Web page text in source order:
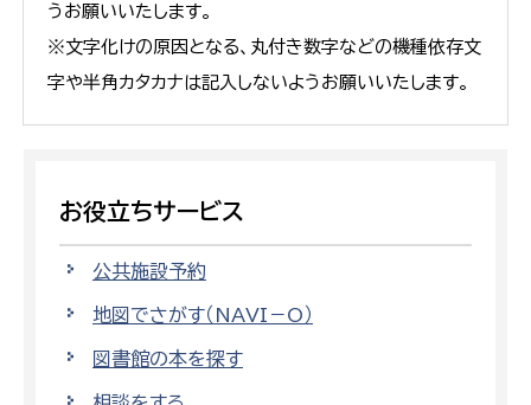
うお願いいたします。
※文字化けの原因となる、丸付き数字などの機種依存文
字や半角カタカナは記入しないようお願いいたします。
お役立ちサービス
公共施設予約
地図でさがす（NAVI－O）
図書館の本を探す